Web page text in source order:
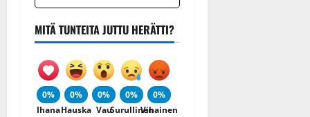
MITÄ TUNTEITA JUTTU HERÄTTI?
0%
Ihana
0%
Hauska
0%
Vau
0%
Surullinen
0%
Vihainen